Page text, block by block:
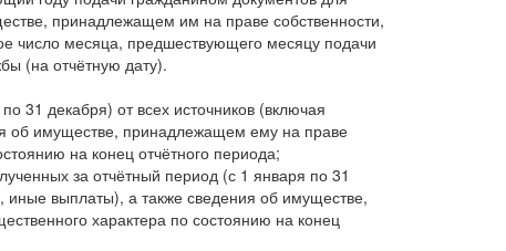
принадлежащем им на праве собственности,
число месяца, предшествующего месяцу подачи
(на отчётную дату).
31 декабря) от всех источников (включая
об имуществе, принадлежащем ему на праве
на конец отчётного периода;
за отчётный период (с 1 января по 31
иные выплаты), а также сведения об имуществе,
характера по состоянию на конец